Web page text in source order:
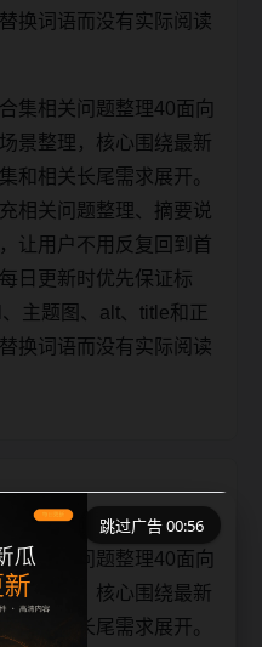
换词语而没有实际阅读
集相关问题整理40面向
景整理，核心围绕最新
和相关长尾需求展开。
相关问题整理、摘要说
让用户不用反复回到首
日更新时优先保证标
主题图、alt、title和正
换词语而没有实际阅读
集相关问题整理40面向
景整理，核心围绕最新
和相关长尾需求展开。
跳过广告 00:56